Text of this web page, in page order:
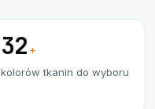
32 +
kolorów tkanin do wyboru